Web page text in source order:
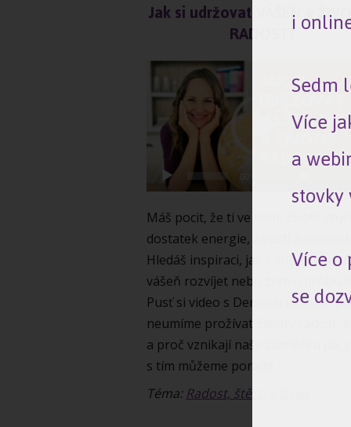
Jak si udržovat VÁŠEŇ a
RADOST?
Video
přehrávač
00:00
Máš pocit, že ti ve tvém životě chybí
dostatek energie, živosti a hravosti?
Hledáš inspiraci, jak v sobě životní
vášeň rozvíjet nebo znovu
Pusť si video s Denisou a zjistíš,
neumíme prožívat životní radost,
a proč vznikají naše zranění a jak si
s tím můžeme poradit.
Téma: Radost, štěstí a láska
i
Sedm
Více
a
Více
se